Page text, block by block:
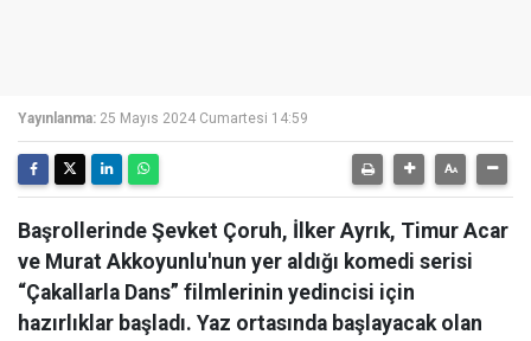
Yayınlanma: 25 Mayıs 2024 Cumartesi 14:59
Başrollerinde Şevket Çoruh, İlker Ayrık, Timur Acar
ve Murat Akkoyunlu'nun yer aldığı komedi serisi
“Çakallarla Dans” filmlerinin yedincisi için
hazırlıklar başladı. Yaz ortasında başlayacak olan